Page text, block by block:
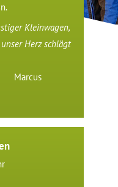
Kleinwagen,
Herz schlägt